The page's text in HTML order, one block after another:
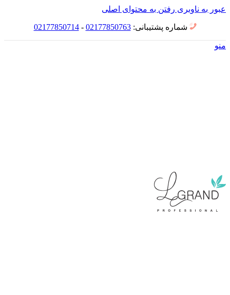
عبور به ناوبری رفتن به محتوای اصلی
شماره پشتیبانی:02177850763
-
02177850714
منو